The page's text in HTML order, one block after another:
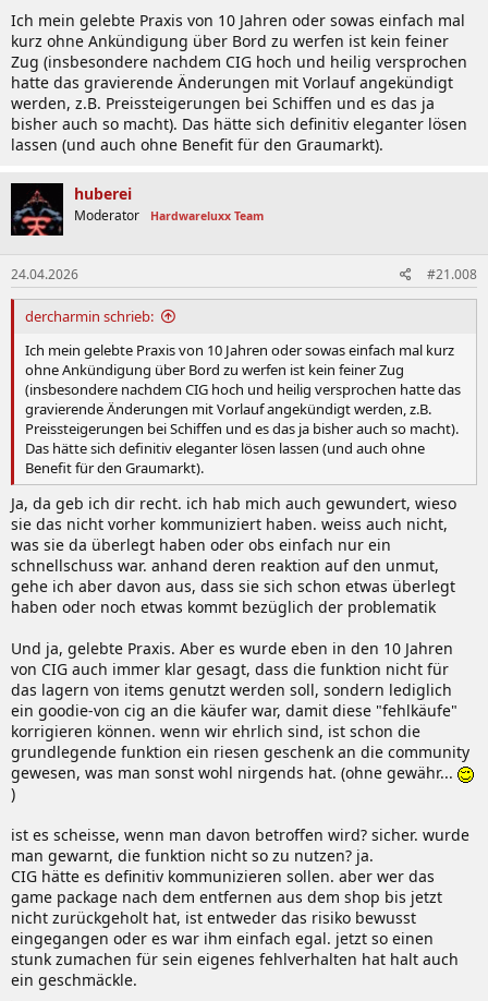
:
Ich mein gelebte Praxis von 10 Jahren oder sowas einfach mal
kurz ohne Ankündigung über Bord zu werfen ist kein feiner
Zug (insbesondere nachdem CIG hoch und heilig versprochen
hatte das gravierende Änderungen mit Vorlauf angekündigt
werden, z.B. Preissteigerungen bei Schiffen und es das ja
bisher auch so macht). Das hätte sich definitiv eleganter lösen
lassen (und auch ohne Benefit für den Graumarkt).
huberei
Moderator Hardwareluxx Team
24.04.2026 #21.008
dercharmin schrieb:
Ich mein gelebte Praxis von 10 Jahren oder sowas einfach mal kurz
ohne Ankündigung über Bord zu werfen ist kein feiner Zug
(insbesondere nachdem CIG hoch und heilig versprochen hatte das
gravierende Änderungen mit Vorlauf angekündigt werden, z.B.
Preissteigerungen bei Schiffen und es das ja bisher auch so macht).
Das hätte sich definitiv eleganter lösen lassen (und auch ohne
Benefit für den Graumarkt).
Ja, da geb ich dir recht. ich hab mich auch gewundert, wieso
sie das nicht vorher kommuniziert haben. weiss auch nicht,
was sie da überlegt haben oder obs einfach nur ein
schnellschuss war. anhand deren reaktion auf den unmut,
gehe ich aber davon aus, dass sie sich schon etwas überlegt
haben oder noch etwas kommt bezüglich der problematik
Und ja, gelebte Praxis. Aber es wurde eben in den 10 Jahren
von CIG auch immer klar gesagt, dass die funktion nicht für
das lagern von items genutzt werden soll, sondern lediglich
ein goodie-von cig an die käufer war, damit diese "fehlkäufe"
korrigieren können. wenn wir ehrlich sind, ist schon die
grundlegende funktion ein riesen geschenk an die community
gewesen, was man sonst wohl nirgends hat. (ohne gewähr...
)
ist es scheisse, wenn man davon betroffen wird? sicher. wurde
man gewarnt, die funktion nicht so zu nutzen? ja.
CIG hätte es definitiv kommunizieren sollen. aber wer das
game package nach dem entfernen aus dem shop bis jetzt
nicht zurückgeholt hat, ist entweder das risiko bewusst
eingegangen oder es war ihm einfach egal. jetzt so einen
stunk zumachen für sein eigenes fehlverhalten hat halt auch
ein geschmäckle.